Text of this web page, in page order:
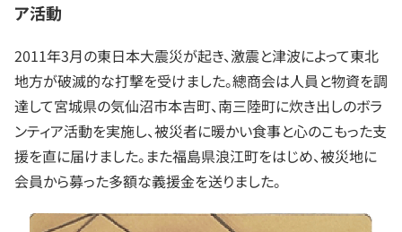
ア活動
2011年3月の東日本大震災が起き、激震と津波によって東北
地方が破滅的な打撃を受けました。總商会は人員と物資を調
達して宮城県の気仙沼市本吉町、南三陸町に炊き出しのボラ
ンティア活動を実施し、被災者に暖かい食事と心のこもった支
援を直に届けました。また福島県浪江町をはじめ、被災地に
会員から募った多額な義援金を送りました。